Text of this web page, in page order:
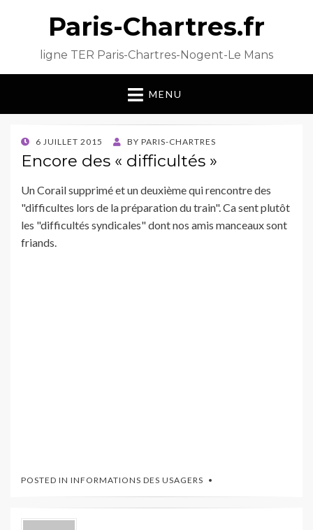
Paris-Chartres.fr
ligne TER Paris-Chartres-Nogent-Le Mans
MENU
POSTED
ON
6 JUILLET 2015 BY PARIS-CHARTRES
Encore des « difficultés »
Un Corail supprimé et un deuxième qui rencontre des
"difficultes lors de la préparation du train". Ca sent plutôt
les "difficultés syndicales" dont nos amis manceaux sont
friands.
POSTED IN INFORMATIONS DES USAGERS